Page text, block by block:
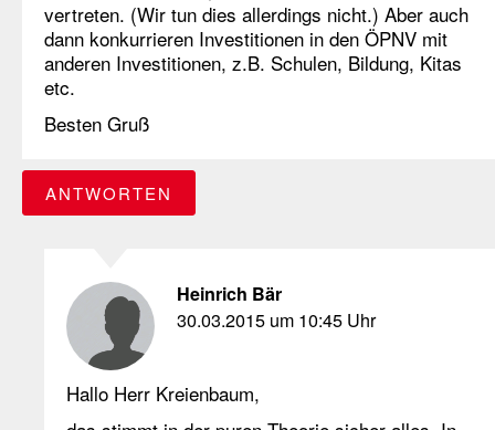
vertreten. (Wir tun dies allerdings nicht.) Aber auch
dann konkurrieren Investitionen in den ÖPNV mit
anderen Investitionen, z.B. Schulen, Bildung, Kitas
etc.
Besten Gruß
ANTWORTEN
Heinrich Bär
30.03.2015 um 10:45 Uhr
Hallo Herr Kreienbaum,